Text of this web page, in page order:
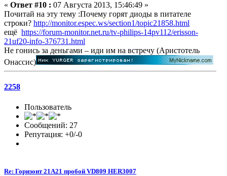
« Ответ #10 : 07 Августа 2013, 15:46:49 »
Почитай на эту тему :Почему горят диоды в питателе
строки? http://monitor.espec.ws/section1/topic21858.html
ещё https://forum-monitor.net.ru/tv-philips-14pv112/erisson-
21uf20-info-376731.html
Не гонись за деньгами – иди им на встречу (Аристотель
Онассис)
2258
Пользователь
Сообщений: 27
Репутация: +0/-0
Re: Горизонт 21A21 пробой VD809 HER3007